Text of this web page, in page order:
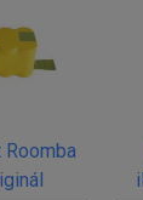
Roomba